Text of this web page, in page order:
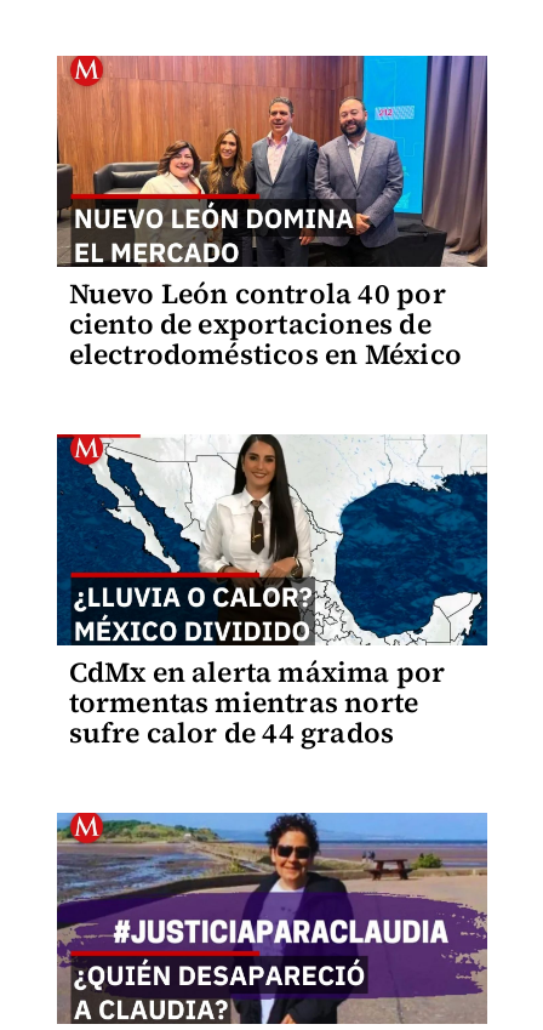
Nuevo León controla 40 por
ciento de exportaciones de
electrodomésticos en México
CdMx en alerta máxima por
tormentas mientras norte
sufre calor de 44 grados